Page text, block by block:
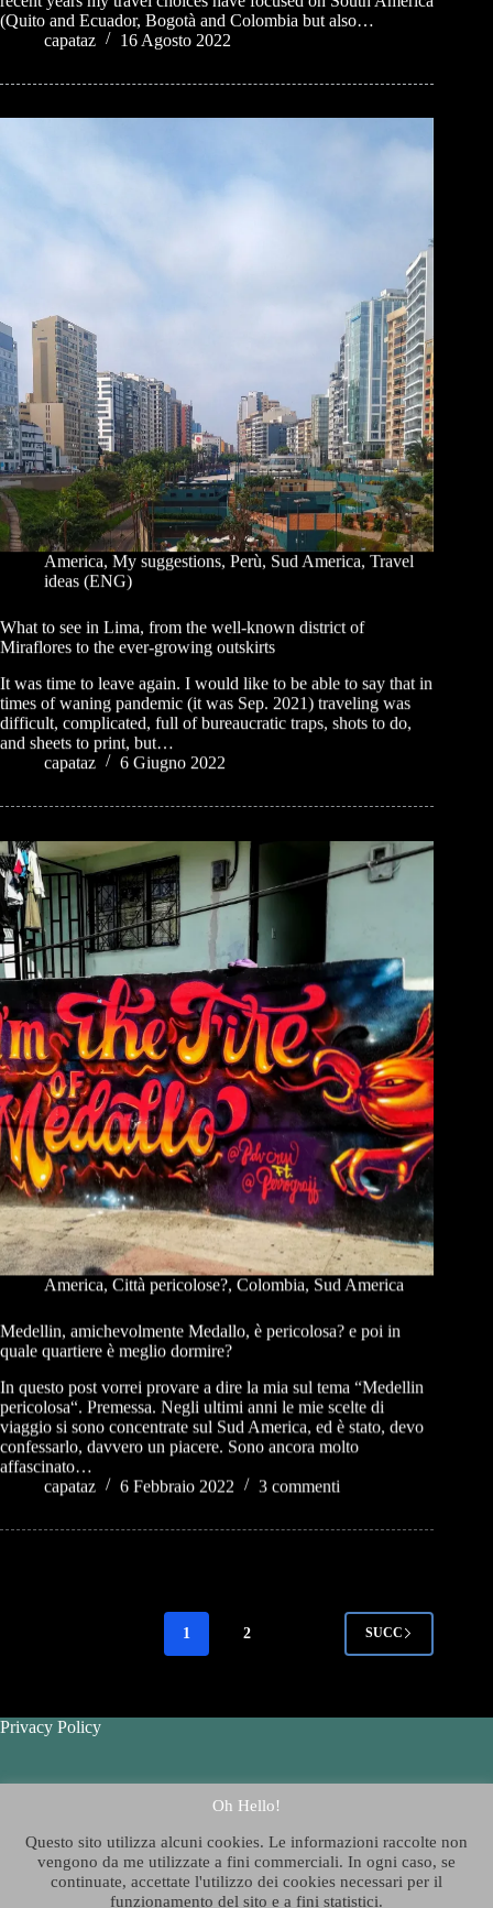
(Quito and Ecuador, Bogotà and Colombia but also…
capataz
16 Agosto 2022
America, My suggestions, Perù, Sud America, Travel
ideas (ENG)
What to see in Lima, from the well-known district of
Miraflores to the ever-growing outskirts
It was time to leave again. I would like to be able to say that in
times of waning pandemic (it was Sep. 2021) traveling was
difficult, complicated, full of bureaucratic traps, shots to do,
and sheets to print, but…
capataz
6 Giugno 2022
America Città pericolose? Colombia Sud America
Medellin, amichevolmente Medallo, è pericolosa? e poi in
quale quartiere è meglio dormire?
In questo post vorrei provare a dire la mia sul tema “Medellin
pericolosa“. Premessa. Negli ultimi anni le mie scelte di
viaggio si sono concentrate sul Sud America, ed è stato, devo
confessarlo, davvero un piacere. Sono ancora molto
affascinato…
capataz
6 Febbraio 2022 3 commenti
1 2 SUCC
Privacy Policy
Chi è Thelazygeographer
Oh Hello!
Questo sito utilizza alcuni cookies. Le informazioni raccolte non
vengono da me utilizzate a fini commerciali. In ogni caso, se
continuate, accettate l'utilizzo dei cookies necessari per il
funzionamento del sito e a fini statistici.